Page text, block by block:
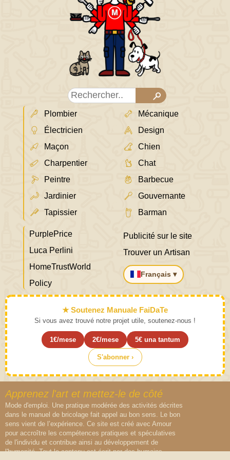
Plombier
Électricien
Maçon
Charpentier
Peintre
Jardinier
Tapissier
Mécanique
Design
Chien
Chat
Barbecue
Gouvernante
Barman
PurplePrice
Luca Perlini
HomeTrustWorld
Policy
Publicité sur le site
Trouver un Artisan
Français ▾
★ Soutenez Manuale FaiDaTe
Si vous avez trouvé notre projet utile, soutenez-nous !
1€/mese 2€/mese 5€ una tantum
S'abonner ›
Apprenez l'art et mettez-le de côté
Mode d'emploi. Une pratique modérée des activités décrites
dans le manuel de bricolage fait appel au bon sens. Le bon
sens vient de l’expérience. Ce site est créé avec Amour
pour accroître les compétences pratiques et spéculatives
de l'individu et contribue ainsi au développement de
l'humanité. Tout le contenu est écrit par des humains,